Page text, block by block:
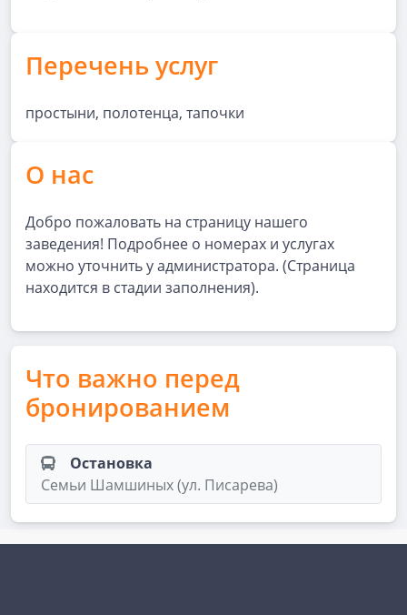
Перечень услуг
простыни, полотенца, тапочки
О нас
Добро пожаловать на страницу нашего
заведения! Подробнее о номерах и услугах
можно уточнить у администратора. (Страница
находится в стадии заполнения).
Что важно перед
бронированием
Остановка
Семьи Шамшиных (ул. Писарева)